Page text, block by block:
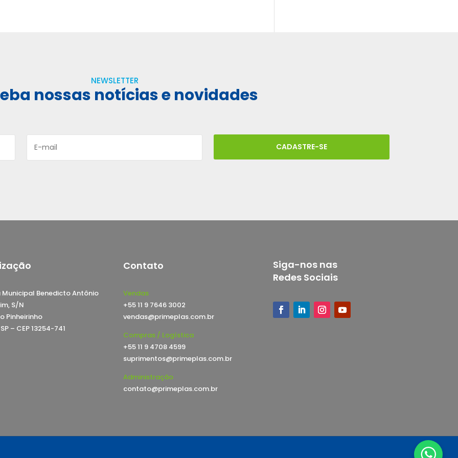
NEWSLETTER
nossas notícias e novidades
CADASTRE-SE
Benedicto Antônio
S/N
Pinheirinho
– CEP 13254-741
Contato
Vendas
+55 11 9 7646 3002
vendas@primeplas.com.br
Compras / Logística
+55 11 9 4708 4599
suprimentos@primeplas.com.br
Administração
contato@primeplas.com.br
Siga-nos nas
Redes Sociais